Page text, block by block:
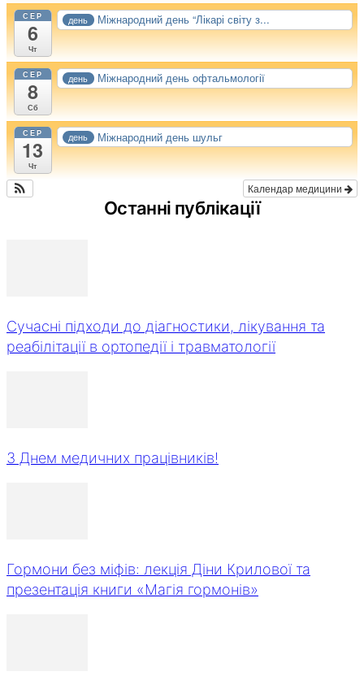
СЕР
6
Чт
день Міжнародний день “Лікарі світу з...
СЕР
8
Сб
день Міжнародний день офтальмології
СЕР
13
Чт
день Міжнародний день шульг
Календар медицини
Останні публікації
Сучасні підходи до діагностики, лікування та
реабілітації в ортопедії і травматології
З Днем медичних працівників!
Гормони без міфів: лекція Діни Крилової та
презентація книги «Магія гормонів»